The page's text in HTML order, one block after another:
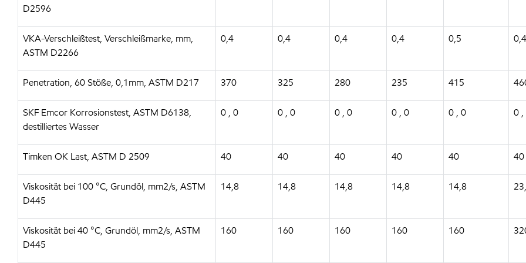
D2596
VKA-Verschleißtest, Verschleißmarke, mm,
ASTM D2266
0,4 0,4 0,4 0,4 0,5 0,4
Penetration, 60 Stöße, 0,1mm, ASTM D217 370 325 280 235 415
SKF Emcor Korrosionstest, ASTM D6138,
destilliertes Wasser
0 , 0 0 , 0 0 , 0 0 , 0 0 , 0 0 ,
Timken OK Last, ASTM D 2509 40 40 40 40 40 40
Viskosität bei 100 °C, Grundöl, mm2/s, ASTM
D445
14,8 14,8 14,8 14,8 14,8
Viskosität bei 40 °C, Grundöl, mm2/s, ASTM
D445
160 160 160 160 160